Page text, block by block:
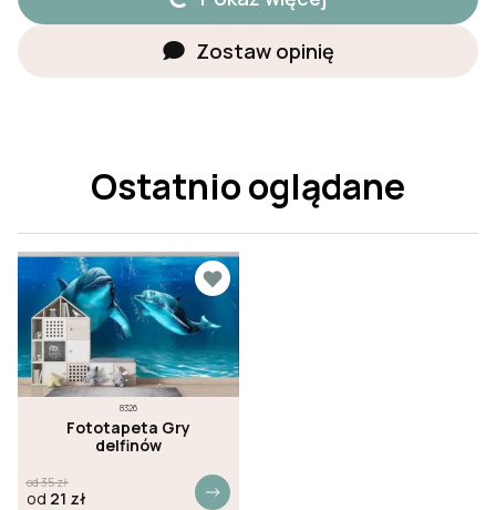
Zostaw opinię
Ostatnio oglądane
8326
Fototapeta Gry
delfinów
od35zł
od 21 zł